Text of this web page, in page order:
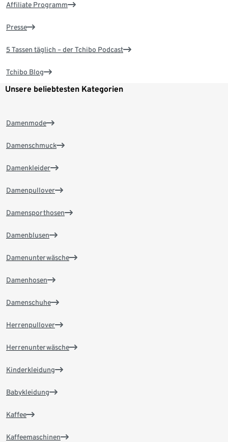
Affiliate Programm
Presse
5 Tassen täglich – der Tchibo Podcast
Tchibo Blog
Unsere beliebtesten Kategorien
Damenmode
Damenschmuck
Damenkleider
Damenpullover
Damensporthosen
Damenblusen
Damenunterwäsche
Damenhosen
Damenschuhe
Herrenpullover
Herrenunterwäsche
Kinderkleidung
Babykleidung
Kaffee
Kaffeemaschinen